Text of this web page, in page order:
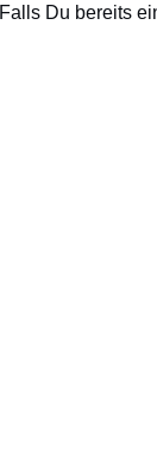
Falls Du bereits